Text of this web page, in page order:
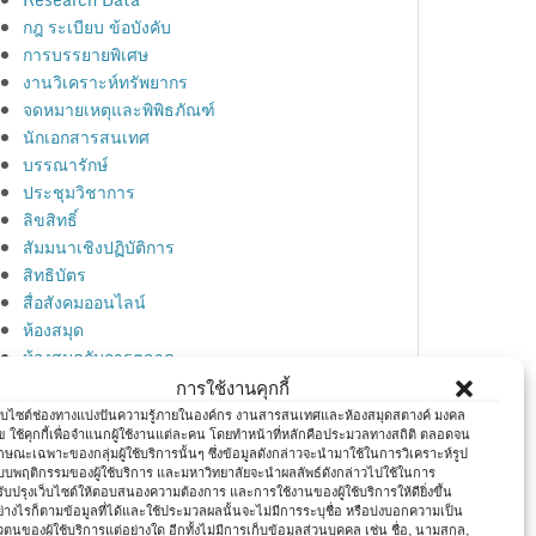
การใช้งานคุกกี้
ไซต์ช่องทางแบ่งปันความรู้ภายในองค์กร งานสารสนเทศและห้องสมุดสตางค์ มงคล
ใช้คุกกี้เพื่อจำแนกผู้ใช้งานแต่ละคน โดยทำหน้าที่หลักคือประมวลทางสถิติ ตลอดจน
ษณะเฉพาะของกลุ่มผู้ใช้บริการนั้นๆ ซึ่งข้อมูลดังกล่าวจะนำมาใช้ในการวิเคราะห์รูป
บพฤติกรรมของผู้ใช้บริการ และมหาวิทยาลัยจะนำผลลัพธ์ดังกล่าวไปใช้ในการ
ปรุงเว็บไซต์ให้ตอบสนองความต้องการ และการใช้งานของผู้ใช้บริการให้ดียิ่งขึ้น
างไรก็ตามข้อมูลที่ได้และใช้ประมวลผลนั้นจะไม่มีการระบุชื่อ หรือบ่งบอกความเป็น
ตนของผู้ใช้บริการแต่อย่างใด อีกทั้งไม่มีการเก็บข้อมูลส่วนบุคคล เช่น ชื่อ, นามสกุล,
กฎ ระเบียบ ข้อบังคับ
การบรรยายพิเศษ
งานวิเคราะห์ทรัพยากร
จดหมายเหตุและพิพิธภัณฑ์
นักเอกสารสนเทศ
บรรณารักษ์
ประชุมวิชาการ
ลิขสิทธิ์
สัมมนาเชิงปฏิบัติการ
สิทธิบัตร
สื่อสังคมออนไลน์
ห้องสมุด
ห้องสมุดกับการตลาด
ไอที
Meta